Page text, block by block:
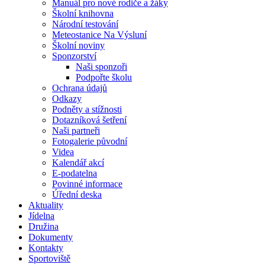
Manuál pro nové rodiče a žáky
Školní knihovna
Národní testování
Meteostanice Na Výsluní
Školní noviny
Sponzorství
Naši sponzoři
Podpořte školu
Ochrana údajů
Odkazy
Podněty a stížnosti
Dotazníková šetření
Naši partneři
Fotogalerie původní
Videa
Kalendář akcí
E-podatelna
Povinné informace
Úřední deska
Aktuality
Jídelna
Družina
Dokumenty
Kontakty
Sportoviště